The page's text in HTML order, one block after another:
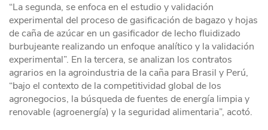
“La segunda, se enfoca en el estudio y validación
experimental del proceso de gasificación de bagazo y hojas
de caña de azúcar en un gasificador de lecho fluidizado
burbujeante realizando un enfoque analítico y la validación
experimental”. En la tercera, se analizan los contratos
agrarios en la agroindustria de la caña para Brasil y Perú,
“bajo el contexto de la competitividad global de los
agronegocios, la búsqueda de fuentes de energía limpia y
renovable (agroenergía) y la seguridad alimentaria”, acotó.